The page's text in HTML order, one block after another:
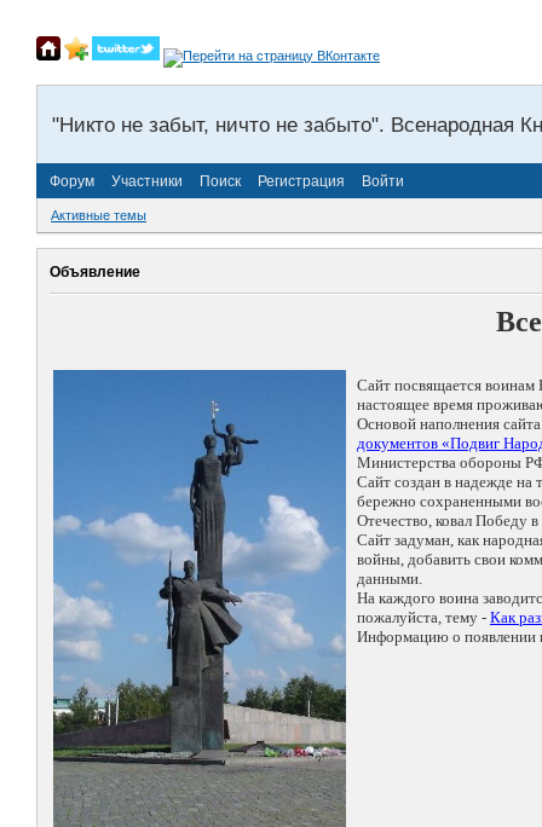
"Никто не забыт, ничто не забыто". Всенародная
Форум Участники Поиск Регистрация Войти
Активные темы
Объявление
Сайт посвящается
настоящее время
Основой наполнения
документов «Подвиг
Министерства обороны
Сайт создан в надежде
бережно сохраненными
Отечество, ковал Победу
Сайт задуман, как
войны, добавить свои
данными.
На каждого воина
пожалуйста, тему - Как
Информацию о появлении